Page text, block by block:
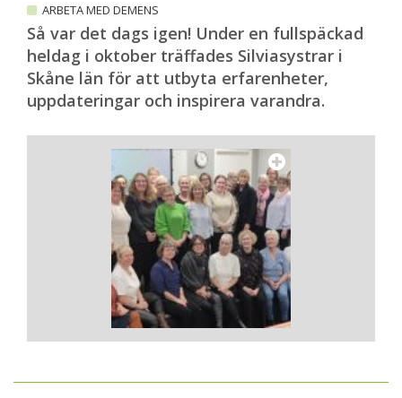
ARBETA MED DEMENS
Så var det dags igen! Under en fullspäckad
heldag i oktober träffades Silviasystrar i
Skåne län för att utbyta erfarenheter,
uppdateringar och inspirera varandra.